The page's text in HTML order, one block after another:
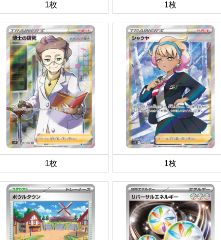
1枚 1枚
1枚 1枚